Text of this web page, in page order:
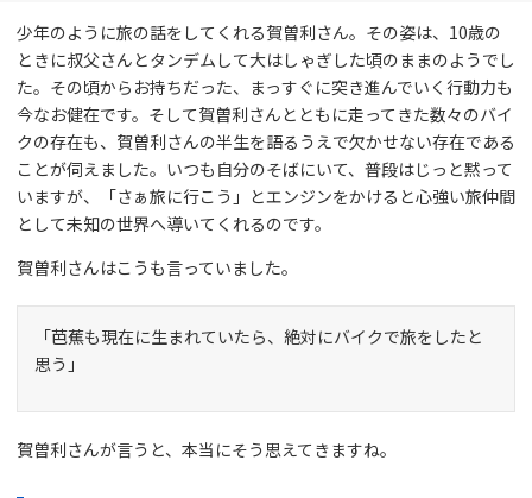
少年のように旅の話をしてくれる賀曽利さん。その姿は、10歳の
ときに叔父さんとタンデムして大はしゃぎした頃のままのようでし
た。その頃からお持ちだった、まっすぐに突き進んでいく行動力も
今なお健在です。そして賀曽利さんとともに走ってきた数々のバイ
クの存在も、賀曽利さんの半生を語るうえで欠かせない存在である
ことが伺えました。いつも自分のそばにいて、普段はじっと黙って
いますが、「さぁ旅に行こう」とエンジンをかけると心強い旅仲間
として未知の世界へ導いてくれるのです。
賀曽利さんはこうも言っていました。
「芭蕉も現在に生まれていたら、絶対にバイクで旅をしたと
思う」
賀曽利さんが言うと、本当にそう思えてきますね。